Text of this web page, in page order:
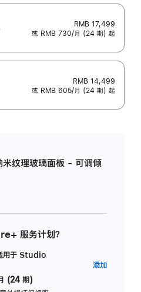
RMB 17,499
或 RMB 730/月 (24 期) 起
RMB 14,499
或 RMB 605/月 (24 期) 起
纹理玻璃面板 - 可调倾
服务计划？
用于 Studio
(24 期)
添加